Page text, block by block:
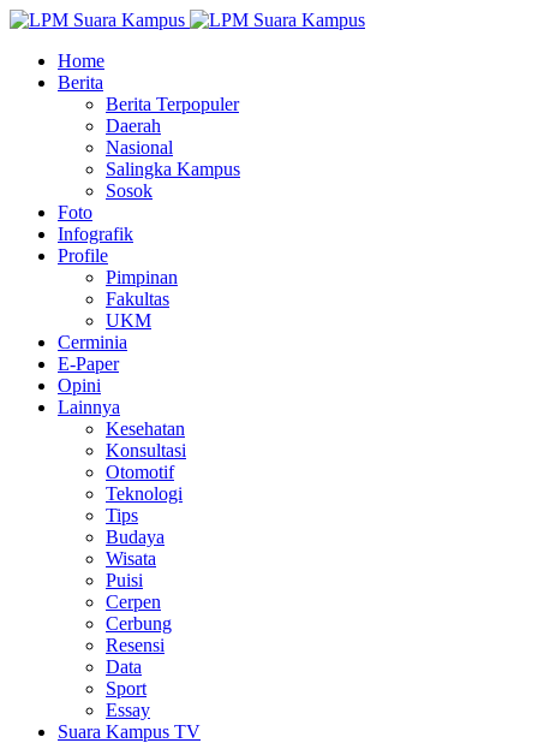
Home
Berita
Berita Terpopuler
Daerah
Nasional
Salingka Kampus
Sosok
Foto
Infografik
Profile
Pimpinan
Fakultas
UKM
Cerminia
E-Paper
Opini
Lainnya
Kesehatan
Konsultasi
Otomotif
Teknologi
Tips
Budaya
Wisata
Puisi
Cerpen
Cerbung
Resensi
Data
Sport
Essay
Suara Kampus TV